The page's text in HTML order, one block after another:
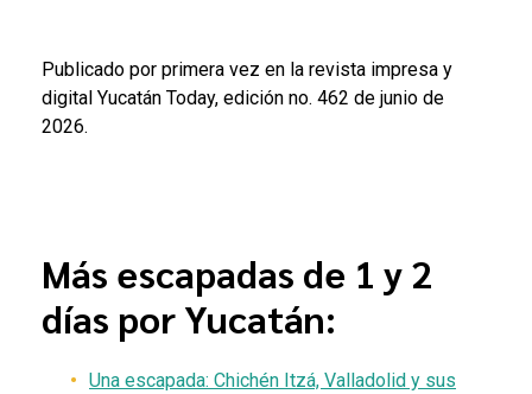
Publicado por primera vez en la revista impresa y
digital Yucatán Today, edición no. 462 de junio de
2026.
Más escapadas de 1 y 2
días por Yucatán:
Una escapada: Chichén Itzá, Valladolid y sus